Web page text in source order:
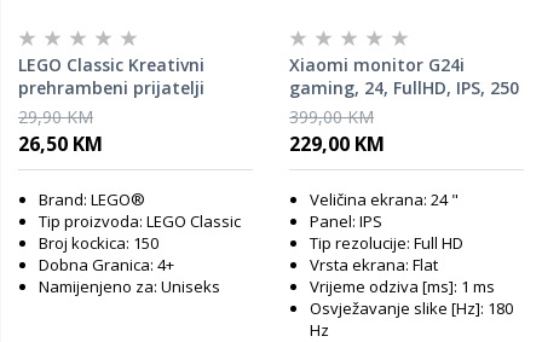
LEGO Classic Kreativni
prehrambeni prijatelji
11039
29,90 KM
26,50 KM
Brand: LEGO®
Tip proizvoda: LEGO Classic
Broj kockica: 150
Dobna Granica: 4+
Namijenjeno za: Uniseks
Xiaomi monitor G24i
gaming, 24, FullHD, IPS, 250
cd/m2, AMD FreeSync, sRGB
99%, HDR, HDMI, DP, 180
Hz, 1ms
399,00 KM
229,00 KM
Veličina ekrana: 24 "
Panel: IPS
Tip rezolucije: Full HD
Vrsta ekrana: Flat
Vrijeme odziva [ms]: 1 ms
Osvježavanje slike [Hz]: 180
Hz